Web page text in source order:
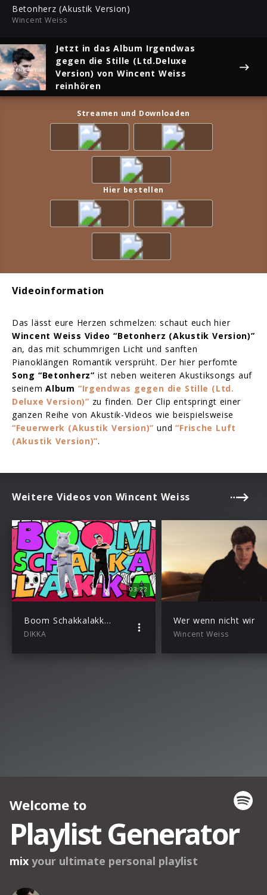
Betonherz (Akustik Version)
Wincent Weiss
Jetzt in das Album Irgendwas
gegen die Stille (Ltd.Deluxe
Version) von Wincent Weiss
reinhören
Streamen und Downloaden
Hier bestellen
Videoinformation
Das lässt eure Herzen schmelzen: schaut euch hier
Wincent Weiss Video “Betonherz (Akustik Version)”
an, das mit schummrigen Licht und sanften
Pianoklängen Romantik versprüht. Der hier perfomte
Song “Betonherz” ist neben weiteren Akustiksongs auf
seinemAlbum “Irgendwas gegen die Stille (Ltd.
Deluxe Version)” zu finden. Der Clip entspringt einer
ganzen Reihe von Akustik-Videos wie beispielsweise
“Feuerwerk (Akustik Version)” und“Frische Luft
(Akustik Version)”.
Weitere Videos von Wincent Weiss
03:22
Boom Schakkalakka feat. Wincent Weiss
DIKKA
Wer wenn nicht wir
Wincent Weiss